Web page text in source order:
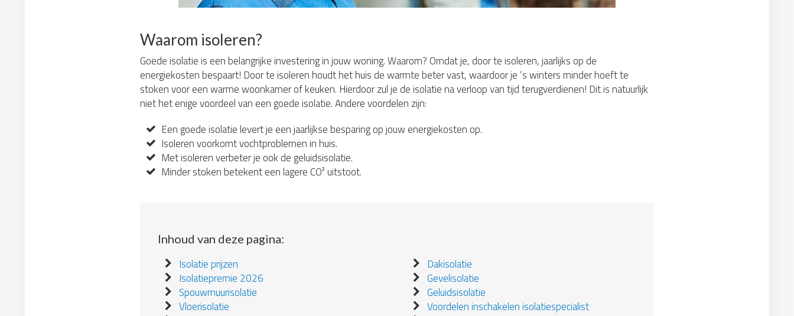
Waarom isoleren?
Goede isolatie is een belangrijke investering in jouw woning. Waarom? Omdat je, door te isoleren, jaarlijks op de
energiekosten bespaart! Door te isoleren houdt het huis de warmte beter vast, waardoor je ’s winters minder hoeft te
stoken voor een warme woonkamer of keuken. Hierdoor zul je de isolatie na verloop van tijd terugverdienen! Dit is natuurlijk
niet het enige voordeel van een goede isolatie. Andere voordelen zijn:
Een goede isolatie levert je een jaarlijkse besparing op jouw energiekosten op.
Isoleren voorkomt vochtproblemen in huis.
Met isoleren verbeter je ook de geluidsisolatie.
Minder stoken betekent een lagere CO² uitstoot.
Inhoud van deze pagina:
Isolatie prijzen
Isolatiepremie 2026
Spouwmuurisolatie
Vloerisolatie
Dakisolatie
Gevelisolatie
Geluidsisolatie
Voordelen inschakelen isolatiespecialist